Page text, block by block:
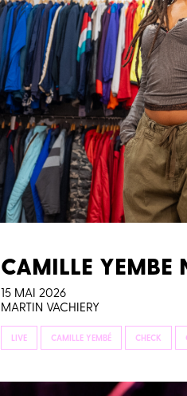
CAMILLE YEMBE
15 MAI 2026
MARTIN VACHIERY
LIVE CAMILLE YEMBÉ CHECK